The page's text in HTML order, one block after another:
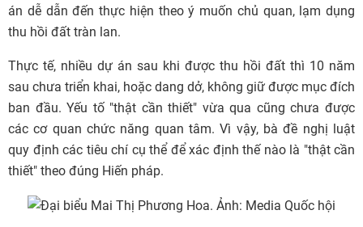
án dễ dẫn đến thực hiện theo ý muốn chủ quan, lạm dụng
thu hồi đất tràn lan.
Thực tế, nhiều dự án sau khi được thu hồi đất thì 10 năm
sau chưa triển khai, hoặc dang dở, không giữ được mục đích
ban đầu. Yếu tố "thật cần thiết" vừa qua cũng chưa được
các cơ quan chức năng quan tâm. Vì vậy, bà đề nghị luật
quy định các tiêu chí cụ thể để xác định thế nào là "thật cần
thiết" theo đúng Hiến pháp.